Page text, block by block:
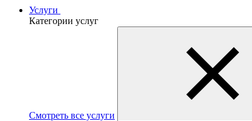
Услуги
Категории услуг
Смотреть все услуги